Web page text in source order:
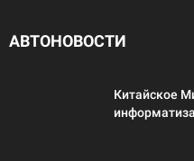
АВТОНОВОСТИ
Китайское